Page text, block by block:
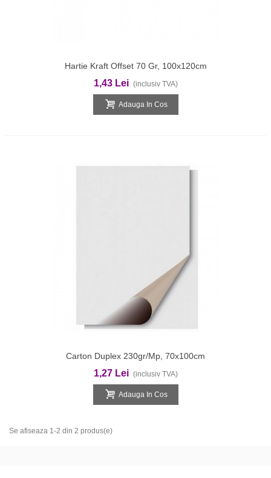
Hartie Kraft Offset 70 Gr, 100x120cm
1,43 Lei (inclusiv TVA)
Adauga In Cos
Carton Duplex 230gr/mp, 70x100cm
1,27 Lei (inclusiv TVA)
Adauga In Cos
Se afiseaza 1-2 din 2 produs(e)